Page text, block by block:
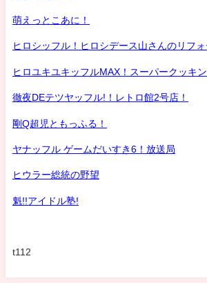
萌えっとこあに！
ヒロシッフル！ヒロシデース山さんのリフォ
ヒロユキユキッフルMAX！スーパークッキン
徹夜DEテツヤッフル!！レトロ館2号店！
剛Q超児ともっふる！
ヤナッフル ゲームだいすき6！放送局
ヒウラー総統の野望
魁!!アイドル塾!
t112